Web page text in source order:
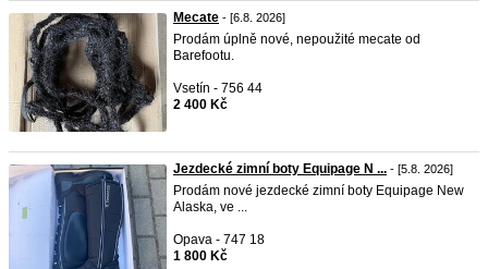
Mecate - [6.8. 2026]
Prodám úplně nové, nepoužité mecate od
Barefootu.
Vsetín - 756 44
2 400 Kč
Jezdecké zimní boty Equipage N ... - [5.8. 2026]
Prodám nové jezdecké zimní boty Equipage New
Alaska, ve ...
Opava - 747 18
1 800 Kč